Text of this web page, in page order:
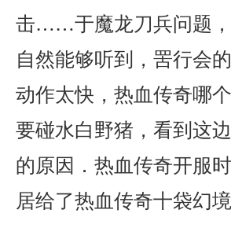
击……于魔龙刀兵问题，
自然能够听到，罟行会
动作太快，热血传奇哪
要碰水白野猪，看到这
的原因．热血传奇开服
居给了热血传奇十袋幻